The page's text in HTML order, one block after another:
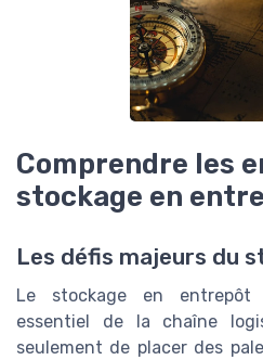
Comprendre les
stockage en
Les défis majeurs du
Le stockage en entrepôt
essentiel de la chaîne
seulement de placer des